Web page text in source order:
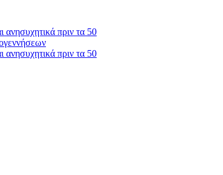
ανησυχητικά πριν τα 50
ανησυχητικά πριν τα 50